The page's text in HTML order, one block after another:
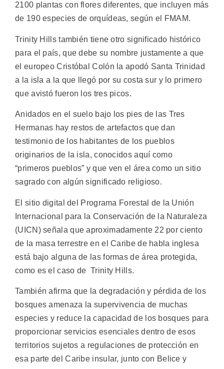
2100 plantas con flores diferentes, que incluyen más
de 190 especies de orquídeas, según el FMAM.
Trinity Hills también tiene otro significado histórico
para el país, que debe su nombre justamente a que
el europeo Cristóbal Colón la apodó Santa Trinidad
a la isla a la que llegó por su costa sur y lo primero
que avistó fueron los tres picos.
Anidados en el suelo bajo los pies de las Tres
Hermanas hay restos de artefactos que dan
testimonio de los habitantes de los pueblos
originarios de la isla, conocidos aquí como
“primeros pueblos” y que ven el área como un sitio
sagrado con algún significado religioso.
El sitio digital del Programa Forestal de la Unión
Internacional para la Conservación de la Naturaleza
(UICN) señala que aproximadamente 22 por ciento
de la masa terrestre en el Caribe de habla inglesa
está bajo alguna de las formas de área protegida,
como es el caso de Trinity Hills.
También afirma que la degradación y pérdida de los
bosques amenaza la supervivencia de muchas
especies y reduce la capacidad de los bosques para
proporcionar servicios esenciales dentro de esos
territorios sujetos a regulaciones de protección en
esa parte del Caribe insular, junto con Belice y